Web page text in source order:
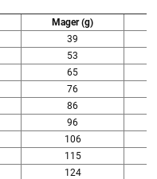
Mager (g)
39
53
65
76
86
96
106
115
124